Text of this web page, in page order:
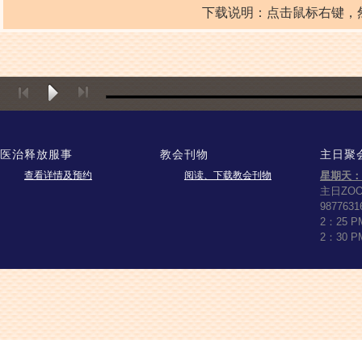
下载说明：点击鼠标右键，
医治释放服事
查看详情及预约
教会刊物
阅读、下载教会刊物
主日聚
星期天：
主日
2：25
2：30